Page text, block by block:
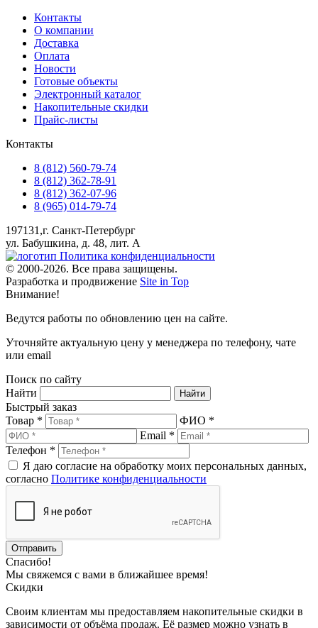
Контакты
О компании
Доставка
Оплата
Новости
Готовые объекты
Электронный каталог
Накопительные скидки
Прайс-листы
Контакты
8 (812) 560-79-74
8 (812) 362-78-91
8 (812) 362-07-96
8 (965) 014-79-74
197131,г. Санкт-Петербург
ул. Бабушкина, д. 48, лит. А
Политика конфиденциальности
© 2000-2026. Все права защищены.
Разработка и продвижение Site in Top
Внимание!
Ведутся работы по обновлению цен на сайте.
Уточняйте актуальную цену у менеджера по телефону, чате
или email
Поиск по сайту
Найти
Быстрый заказ
Товар *
ФИО *
Email *
Телефон *
Я даю согласие на обработку моих персональных данных,
согласно Политике конфиденциальности
Спасибо!
Мы свяжемся с вами в ближайшее время!
Скидки
Своим клиентам мы предоставляем накопительные скидки в
зависимости от объёма продаж. Её размер можно узнать в